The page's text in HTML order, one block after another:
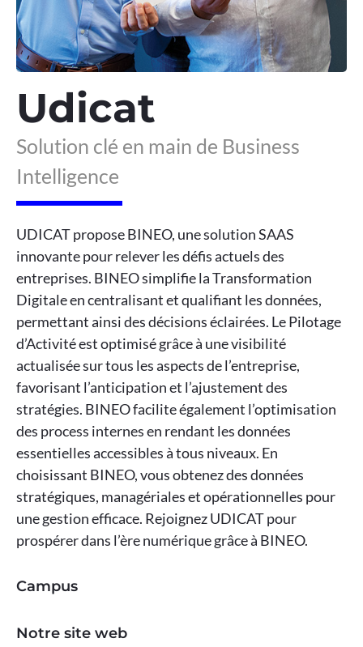
Udicat
Solution clé en main de Business
Intelligence
UDICAT propose BINEO, une solution SAAS
innovante pour relever les défis actuels des
entreprises. BINEO simplifie la Transformation
Digitale en centralisant et qualifiant les données,
permettant ainsi des décisions éclairées. Le Pilotage
d’Activité est optimisé grâce à une visibilité
actualisée sur tous les aspects de l’entreprise,
favorisant l’anticipation et l’ajustement des
stratégies. BINEO facilite également l’optimisation
des process internes en rendant les données
essentielles accessibles à tous niveaux. En
choisissant BINEO, vous obtenez des données
stratégiques, managériales et opérationnelles pour
une gestion efficace. Rejoignez UDICAT pour
prospérer dans l’ère numérique grâce à BINEO.
Campus
Notre site web